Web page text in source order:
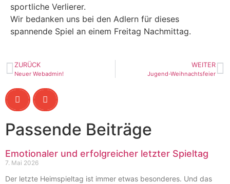
sportliche Verlierer.
Wir bedanken uns bei den Adlern für dieses
spannende Spiel an einem Freitag Nachmittag.
ZURÜCK
Neuer Webadmin!
WEITER
Jugend-Weihnachtsfeier
Passende Beiträge
Emotionaler und erfolgreicher letzter Spieltag
7. Mai 2026
Der letzte Heimspieltag ist immer etwas besonderes. Und das